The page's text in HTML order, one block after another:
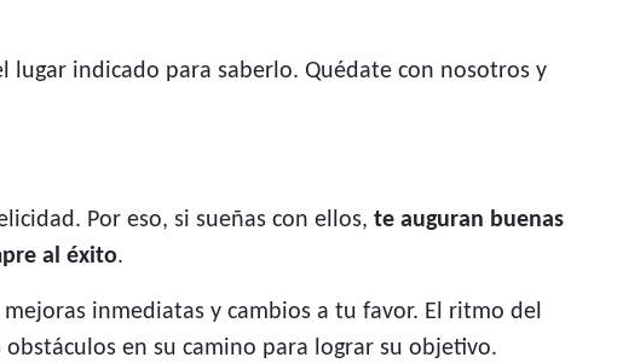
lugar indicado para saberlo. Quédate con nosotros y
Por eso, si sueñas con ellos, te auguran buenas
al éxito.
inmediatas y cambios a tu favor. El ritmo del
en su camino para lograr su objetivo.